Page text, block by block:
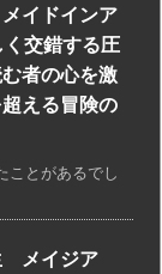
イドインア
交錯する圧
者の心を激
える冒険の
ことがあるでし
メイジア